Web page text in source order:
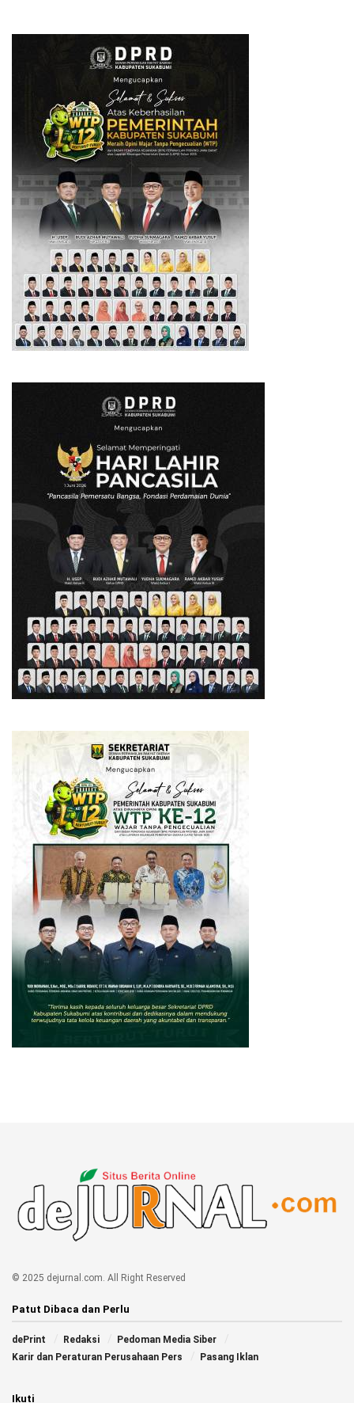
© 2025 dejurnal.com. All Right Reserved
Patut Dibaca dan Perlu
dePrint Redaksi
Pedoman Media Siber
Karir dan Peraturan Perusahaan Pers
Pasang Iklan
Ikuti